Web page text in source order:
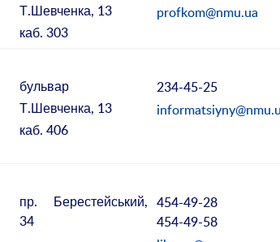
Т.Шевченка, 13
каб. 303
profkom@nmu.ua
бульвар
Т.Шевченка, 13
каб. 406
234-45-25
пр. Берестейський,
34
454-49-28
454-49-58